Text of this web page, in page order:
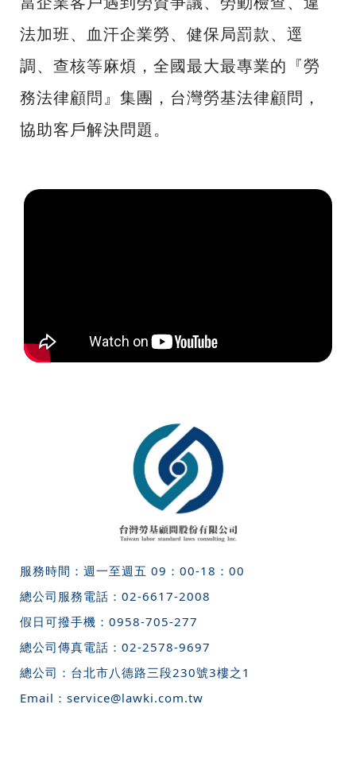
法加班、血汗企業勞、健保局罰款、逕
調、查核等麻煩，全國最大最專業的『勞
務法律顧問』集團，台灣勞基法律顧問，
協助客戶解決問題。
服務時間：週一至週五 09：00-18：00
總公司服務電話： 02-6617-2008
假日可撥手機： 0958-705-277
總公司傳真電話： 02-2578-9697
總公司： 台北市八德路三段230號3樓之1
Email： service@lawki.com.tw